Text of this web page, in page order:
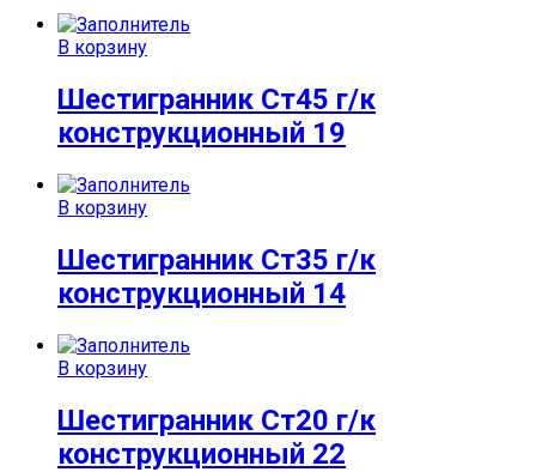
В корзину
Шестигранник Ст45 г/к
конструкционный 19
В корзину
Шестигранник Ст35 г/к
конструкционный 14
В корзину
Шестигранник Ст20 г/к
конструкционный 22